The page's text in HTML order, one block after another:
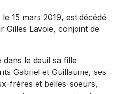
15 mars 2019, est décédé
Gilles Lavoie, conjoint de
dans le deuil sa fille
Gabriel et Guillaume, ses
frères et belles-soeurs,